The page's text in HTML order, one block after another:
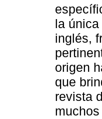
la
inglés,
origen
que
revista